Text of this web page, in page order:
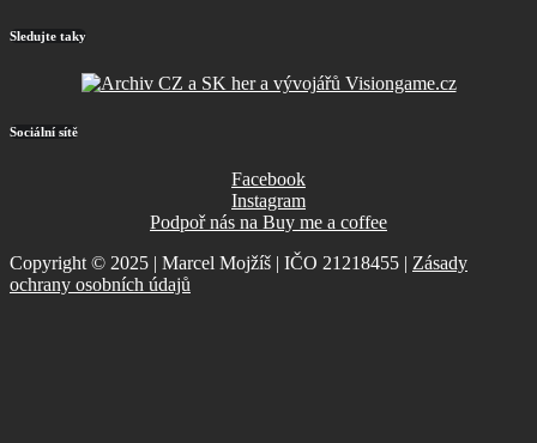
Sledujte taky
Sociální sítě
Facebook
Instagram
Podpoř nás na Buy me a coffee
Copyright © 2025 | Marcel Mojžíš | IČO 21218455 | Zásady
ochrany osobních údajů